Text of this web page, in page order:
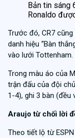
Bản tin sáng
Ronaldo
Trước đó, CR7
danh hiệu “Bàn
vào lưới Tottenham.
Trong màu áo của
trận đấu của đội
1-4), ghi 3 bàn (đều
Araujo từ chối lời
Theo tiết lộ từ